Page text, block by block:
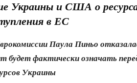
Украины и США о
в ЕС
Паула Пиньо
будет фактически означать
Украины